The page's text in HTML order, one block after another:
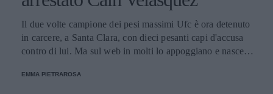
Il due volte campione dei pesi massimi Ufc è ora detenuto
in carcere, a Santa Clara, con dieci pesanti capi d'accusa
contro di lui. Ma sul web in molti lo appoggiano e nasce
EMMA PIETRAROSA